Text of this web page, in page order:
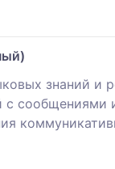
знаний
с